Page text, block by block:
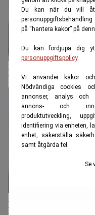
Du kan när du vill
på “hantera kakor” på
Du kan fördjupa dig
personuppgiftspolicy.
Vi använder kakor
Nödvändiga cookies
annonser, analys och
annons- och
produktutveckling,
identifiering via enheten,
enhet, säkerställa
samt åtgärda fel.
Se
Pank efter
Pensionärernas